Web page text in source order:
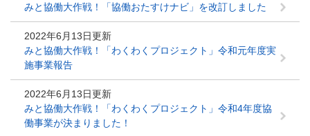
みと協働大作戦！「協働おたすけナビ」を改訂しました
2022年6月13日更新
みと協働大作戦！「わくわくプロジェクト」令和元年度実
施事業報告
2022年6月13日更新
みと協働大作戦！「わくわくプロジェクト」令和4年度協
働事業が決まりました！